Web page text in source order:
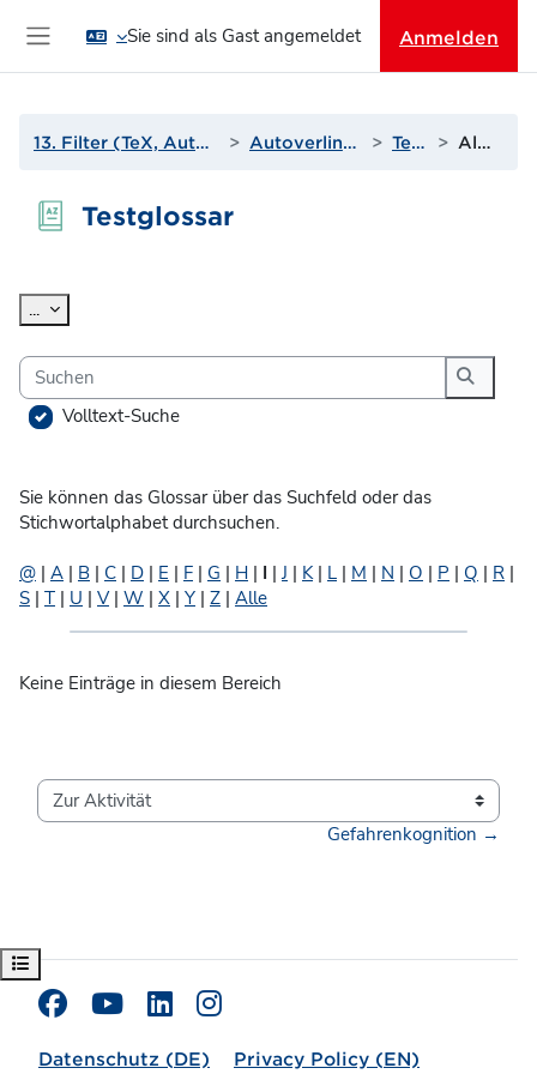
Sie sind als Gast angemeldet Anmelden
Kursindex öffnen
13. Filter (TeX, Autoverlinkungen und mehr) Autoverlinkung zu Glossaren Testglossar Alphabetisch
Testglossar
... Einträge exportieren
Suchen
Suchen
Volltext-Suche
Sie können das Glossar über das Suchfeld oder das
Stichwortalphabet durchsuchen.
@ | A | B | C | D | E | F | G | H | I |J | K| L | M | N | O | P | Q | R |
S | T | U | V| W | X | Y | Z | Alle
Keine Einträge in diesem Bereich
Zur Aktivität
Gefahrenkognition →
Datenschutz (DE) Privacy Policy (EN)